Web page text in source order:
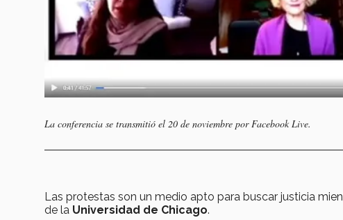
La conferencia se transmitió el 20 de noviembre por Facebook Live.
Las protestas son un medio apto para buscar justicia
de la Universidad de Chicago.